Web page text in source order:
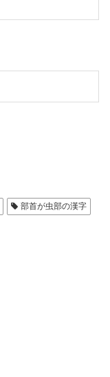
部首が虫部の漢字